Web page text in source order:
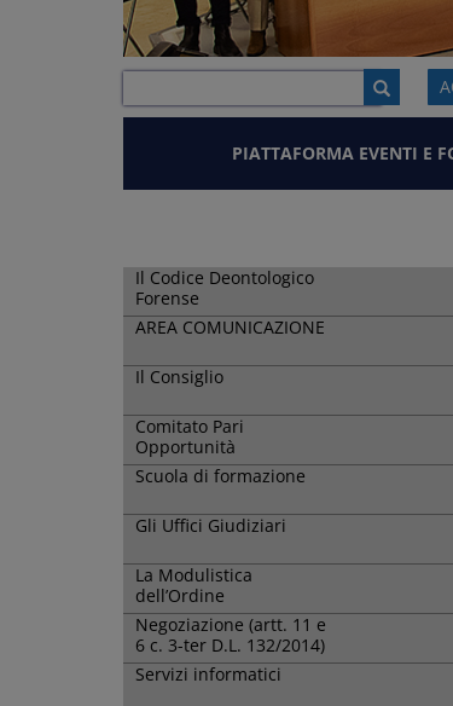
PIATTAFORMA EVENTI E
Il Codice Deontologico
Forense
AREA COMUNICAZIONE
Il Consiglio
Comitato Pari
Opportunità
Scuola di formazione
Gli Uffici Giudiziari
La Modulistica
dell’Ordine
Negoziazione (artt. 11 e
6 c. 3-ter D.L. 132/2014)
Servizi informatici